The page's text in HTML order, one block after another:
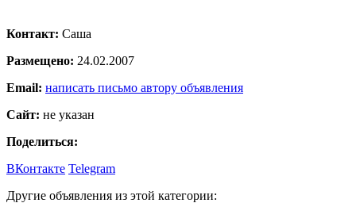
Контакт: Саша
Размещено: 24.02.2007
Email: написать письмо автору объявления
Сайт: не указан
Поделиться:
ВКонтакте Telegram
Другие объявления из этой категории: